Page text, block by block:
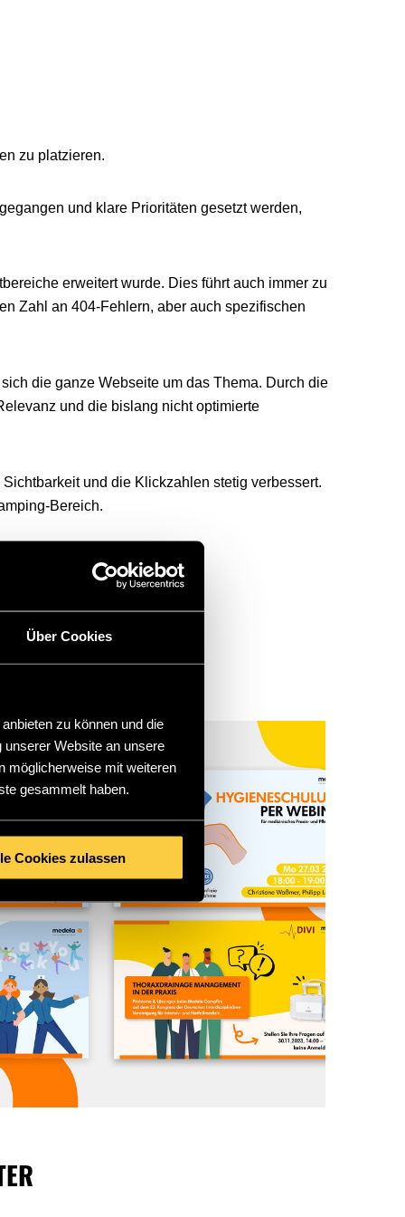
Über Cookies
zu können und die
Website an unsere
möglicherweise mit weiteren
gesammelt haben.
Cookies zulassen
zu platzieren.
und klare Prioritäten gesetzt werden,
erweitert wurde. Dies führt auch immer zu
Zahl an 404-Fehlern, aber auch spezifischen
die ganze Webseite um das Thema. Durch die
und die bislang nicht optimierte
und die Klickzahlen stetig verbessert.
Bereich.